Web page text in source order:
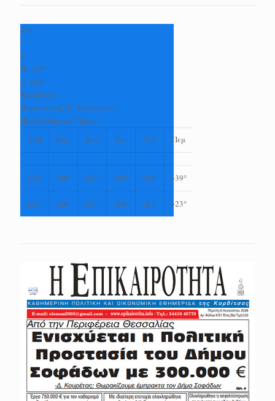
+34
°
C
H: +38°
L: +25°
Καρδίτσα
Παρασκευή, 07 Αύγουστος
Πρόγνωση για 7 μέρες
Σαβ
Κυρ Δευ Τρι Τετ Πεμ
+39° +39° +38° +39° +40° +39°
+25° +26° +25° +24° +23° +23°